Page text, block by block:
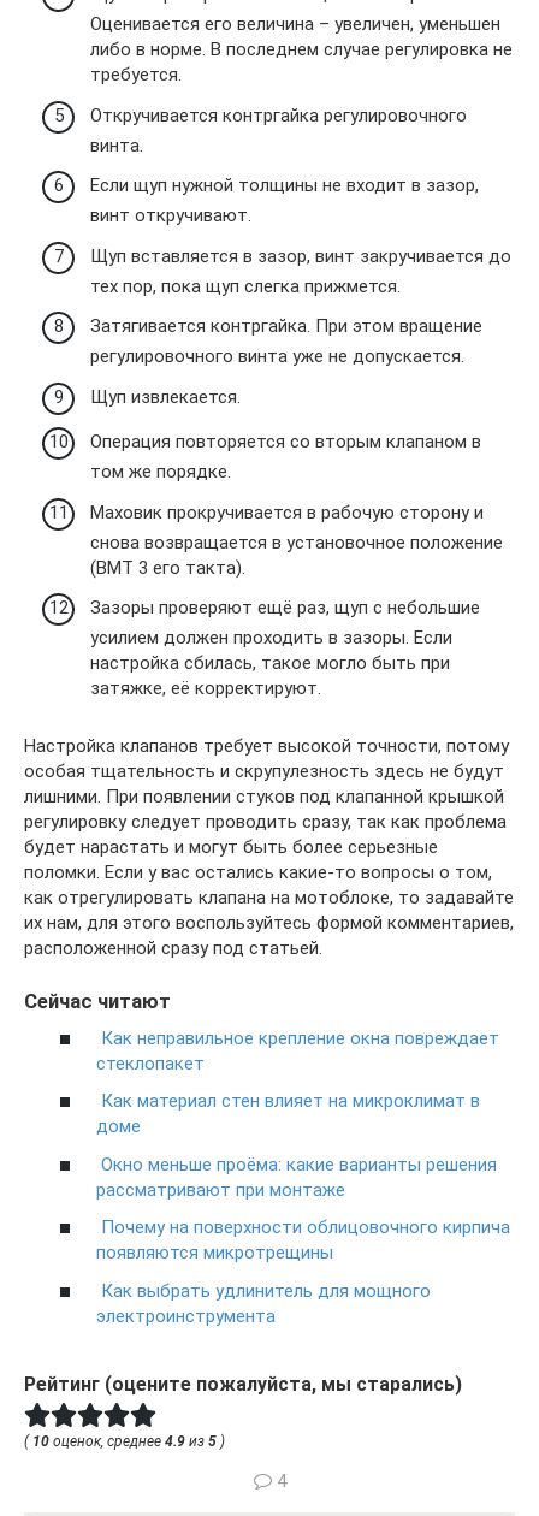
Оценивается его величина – увеличен, уменьшен
либо в норме. В последнем случае регулировка не
требуется.
Откручивается контргайка регулировочного
винта.
Если щуп нужной толщины не входит в зазор,
винт откручивают.
Щуп вставляется в зазор, винт закручивается до
тех пор, пока щуп слегка прижмется.
Затягивается контргайка. При этом вращение
регулировочного винта уже не допускается.
Щуп извлекается.
Операция повторяется со вторым клапаном в
том же порядке.
Маховик прокручивается в рабочую сторону и
снова возвращается в установочное положение
(ВМТ 3 его такта).
Зазоры проверяют ещё раз, щуп с небольшие
усилием должен проходить в зазоры. Если
настройка сбилась, такое могло быть при
затяжке, её корректируют.
Настройка клапанов требует высокой точности, потому
особая тщательность и скрупулезность здесь не будут
лишними. При появлении стуков под клапанной крышкой
регулировку следует проводить сразу, так как проблема
будет нарастать и могут быть более серьезные
поломки. Если у вас остались какие-то вопросы о том,
как отрегулировать клапана на мотоблоке, то задавайте
их нам, для этого воспользуйтесь формой комментариев,
расположенной сразу под статьей.
Сейчас читают
Как неправильное крепление окна повреждает
стеклопакет
Как материал стен влияет на микроклимат в
доме
Окно меньше проёма: какие варианты решения
рассматривают при монтаже
Почему на поверхности облицовочного кирпича
появляются микротрещины
Как выбрать удлинитель для мощного
электроинструмента
Рейтинг (оцените пожалуйста, мы старались)
( 10 оценок, среднее 4.9 из 5 )
4